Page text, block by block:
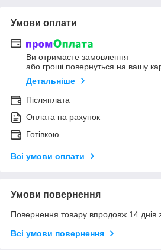
Умови оплати
Ви отримаєте замовлення
або гроші повернуться на вашу
Детальніше
Післяплата
Оплата на рахунок
Готівкою
Всі умови оплати
Умови повернення
Повернення товару впродовж 14 днів
Всі умови повернення